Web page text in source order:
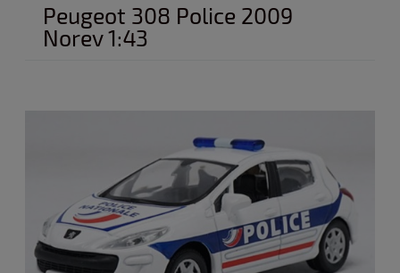
Peugeot 308 Police 2009
Norev 1:43